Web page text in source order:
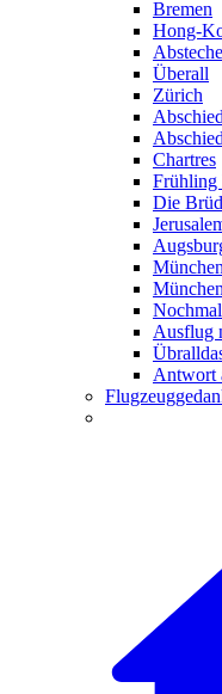
Bremen
Hong-
Überall
Zürich
Chartres
Frühling
Die
München
München
Ausflug
Antwort